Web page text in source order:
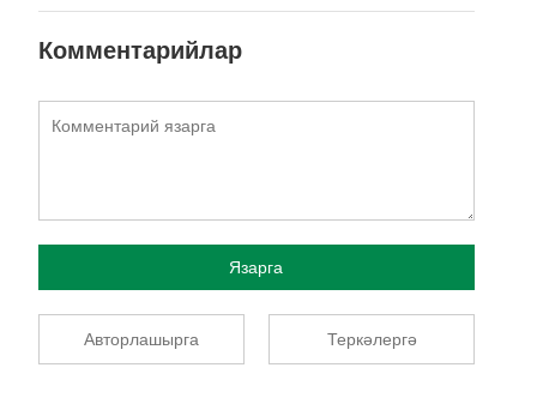
Комментарийлар
Язарга
Авторлашырга Теркәлергә